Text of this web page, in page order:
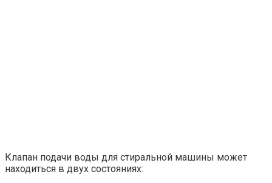
Клапан подачи воды для стиральной машины может
находиться в двух состояниях: